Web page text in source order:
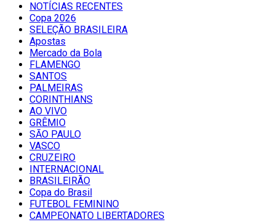
NOTÍCIAS RECENTES
Copa 2026
SELEÇÃO BRASILEIRA
Apostas
Mercado da Bola
FLAMENGO
SANTOS
PALMEIRAS
CORINTHIANS
AO VIVO
GRÊMIO
SĀO PAULO
VASCO
CRUZEIRO
INTERNACIONAL
BRASILEIRÃO
Copa do Brasil
FUTEBOL FEMININO
CAMPEONATO LIBERTADORES